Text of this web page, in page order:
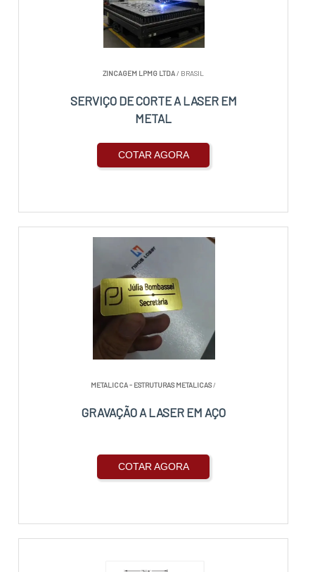
ZINCAGEM LPMG LTDA/ BRASIL
SERVIÇO DE CORTE A LASER EM
METAL
COTAR AGORA
METALICCA - ESTRUTURAS METALICAS/
GRAVAÇÃO A LASER EM AÇO
COTAR AGORA